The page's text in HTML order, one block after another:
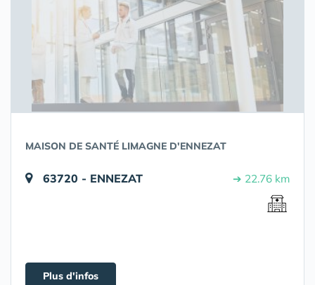
MAISON DE SANTÉ LIMAGNE D'ENNEZAT
63720 - ENNEZAT ➔ 22.76 km
Plus d'infos